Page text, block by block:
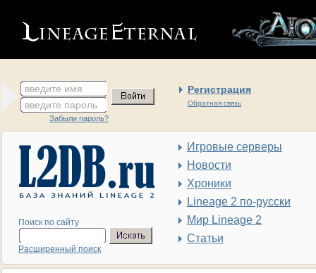
введите имя Регистрация
Обратная связь
введите пароль
Забыли пароль?
Поиск по сайту
Расширенный поиск
Игровые серверы
Новости
Хроники
Lineage 2 по-русски
Мир Lineage 2
Статьи